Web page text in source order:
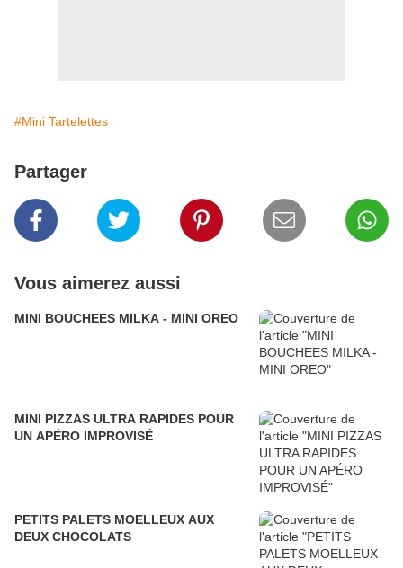
#Mini Tartelettes
Partager
Vous aimerez aussi
MINI BOUCHEES MILKA - MINI OREO
MINI PIZZAS ULTRA RAPIDES POUR
UN APÉRO IMPROVISÉ
PETITS PALETS MOELLEUX AUX
DEUX CHOCOLATS